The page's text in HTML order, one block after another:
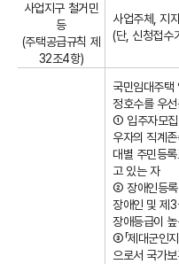
사업지구 철거민
등
(주택공급규칙 제
32조4항)
사업주체, 지
(단, 신청접수
국민임대주택
정호수를 우
① 입주자모집
우자의 직계
대별 주민등
고 있는 자
② 장애인등록
장애인 및 제3
장애등급이
③「제대군인
으로서 국가